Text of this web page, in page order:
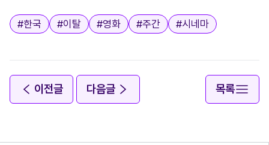
태그
#한국 #이탈 #영화 #주간 #시네마
이전글 다음글 목록